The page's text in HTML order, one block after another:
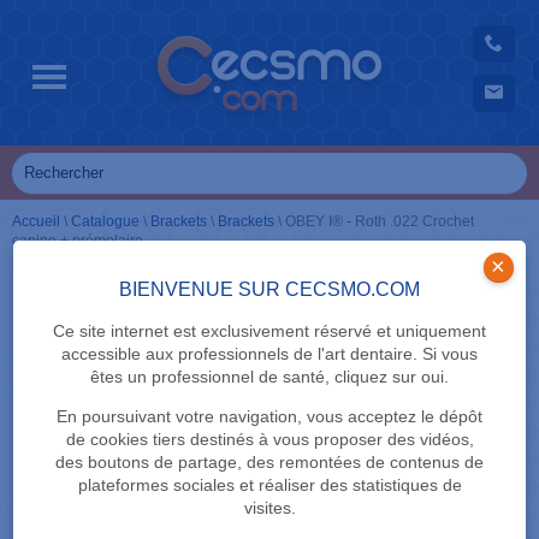
BIENVENUE SUR CECSMO.COM
Ce site internet est exclusivement réservé et uniquement
accessible aux professionnels de l'art dentaire. Si vous
êtes un professionnel de santé, cliquez sur oui.
En poursuivant votre navigation, vous acceptez le dépôt
de cookies tiers destinés à vous proposer des vidéos,
des boutons de partage, des remontées de contenus de
plateformes sociales et réaliser des statistiques de
visites.
×
Accueil \ Catalogue \ Brackets \ Brackets \ OBEY I® - Roth .022 Crochet
canine + prémolaire